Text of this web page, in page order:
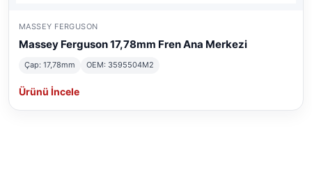
MASSEY FERGUSON
Massey Ferguson 17,78mm Fren Ana Merkezi
Çap: 17,78mm OEM: 3595504M2
Ürünü İncele